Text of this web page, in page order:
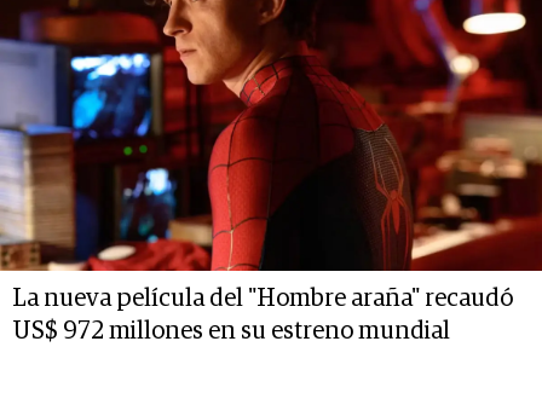
La nueva película del "Hombre araña" recaudó
US$ 972 millones en su estreno mundial